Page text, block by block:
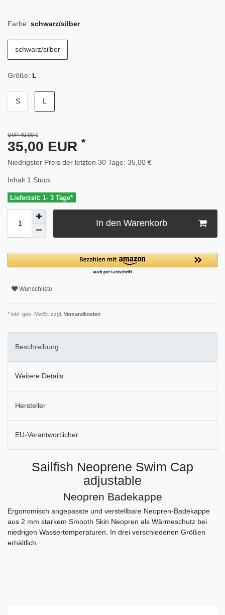
Farbe: schwarz/silber
schwarz/silber
Größe: L
S L
UVP 40,00 €
35,00 EUR *
Niedrigster Preis der letzten 30 Tage: 35,00 €
Inhalt 1 Stück
Lieferzeit: 1- 3 Tage*
In den Warenkorb
Wunschliste
* inkl. ges. MwSt. zzgl. Versandkosten
Beschreibung
Weitere Details
Hersteller
EU-Verantwortlicher
Sailfish Neoprene Swim Cap
adjustable
Neopren Badekappe
Ergonomisch angepasste und verstellbare Neopren-Badekappe
aus 2 mm starkem Smooth Skin Neopren als Wärmeschutz bei
niedrigen Wassertemperaturen. In drei verschiedenen Größen
erhältlich.